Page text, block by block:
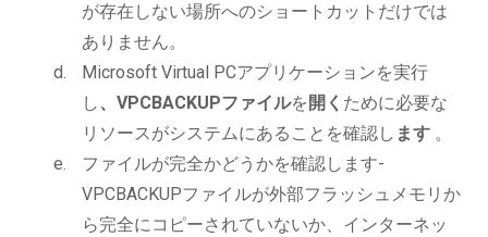
が存在しない場所へのショートカットだけでは
ありません。
Microsoft Virtual PCアプリケーションを実行
し、VPCBACKUPファイルを 開く ために必要な
リソースがシステムにあることを確認し ます 。
ファイルが完全かどうかを確認します-
VPCBACKUPファイルが外部フラッシュメモリか
ら完全にコピーされていないか、インターネッ